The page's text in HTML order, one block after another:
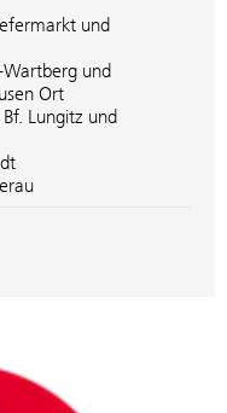
und
Wartberg und
Ort
Lungitz und